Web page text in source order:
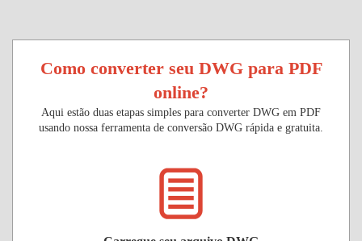
Como converter seu DWG para PDF
online?
Aqui estão duas etapas simples para converter DWG em PDF
usando nossa ferramenta de conversão DWG rápida e gratuita.